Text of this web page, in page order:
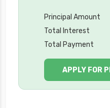
Principal Amount
Total Interest
Total Payment
APPLY FOR